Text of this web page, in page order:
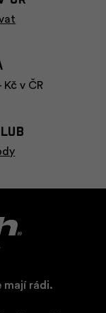
v ČR
mají rádi.